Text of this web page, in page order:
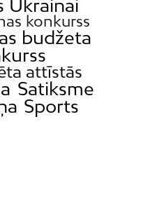
Ukrainai
konkurss
budžeta
attīstās
Satiksme
Sports